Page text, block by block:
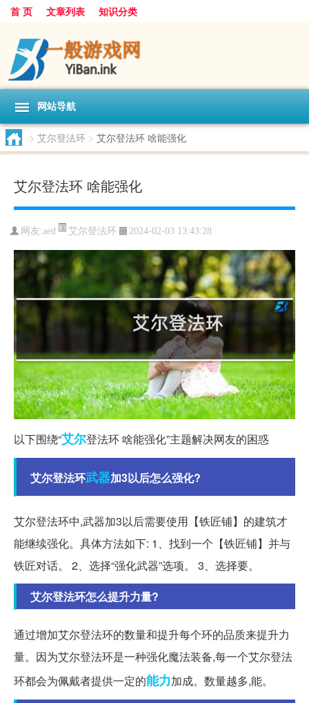
首 页 文章列表 知识分类
网站导航
> 艾尔登法环 > 艾尔登法环 啥能强化
艾尔登法环 啥能强化
网友:aed 艾尔登法环 2024-02-03 13:43:28
以下围绕“艾尔登法环 啥能强化”主题解决网友的困惑
艾尔登法环武器加3以后怎么强化?
艾尔登法环中,武器加3以后需要使用【铁匠铺】的建筑才
能继续强化。具体方法如下: 1、找到一个【铁匠铺】并与
铁匠对话。 2、选择“强化武器”选项。 3、选择要。
艾尔登法环怎么提升力量?
通过增加艾尔登法环的数量和提升每个环的品质来提升力
量。因为艾尔登法环是一种强化魔法装备,每一个艾尔登法
环都会为佩戴者提供一定的能力加成。数量越多,能。